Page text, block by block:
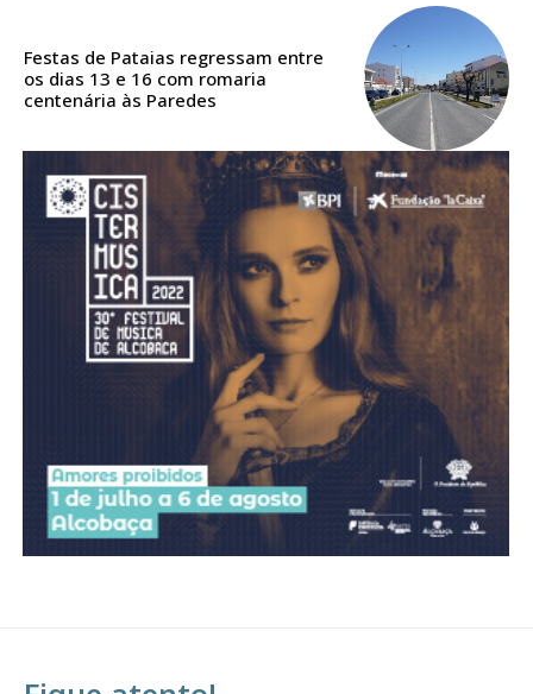
16€
Acesso ao conteúdo online
Acesso aos conteúdos Exclusivos para
assinantes
Ofertas para assinatura anual
Escolha o plano
Festas de Pataias regressam entre
os dias 13 e 16 com romaria
centenária às Paredes